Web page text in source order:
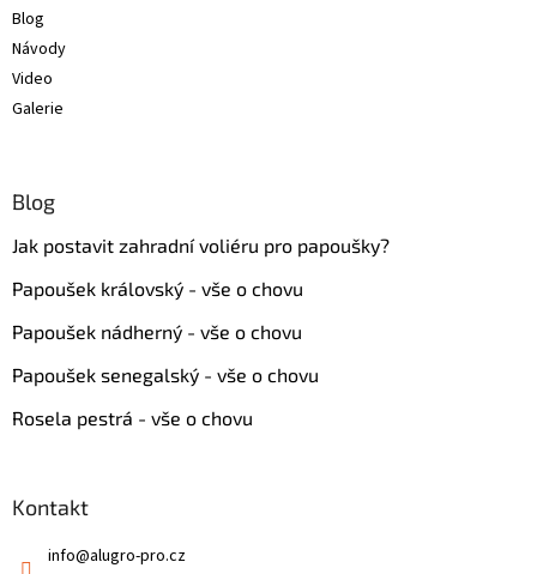
Blog
Návody
Video
Galerie
Blog
Jak postavit zahradní voliéru pro papoušky?
Papoušek královský - vše o chovu
Papoušek nádherný - vše o chovu
Papoušek senegalský - vše o chovu
Rosela pestrá - vše o chovu
Kontakt
info@alugro-pro.cz